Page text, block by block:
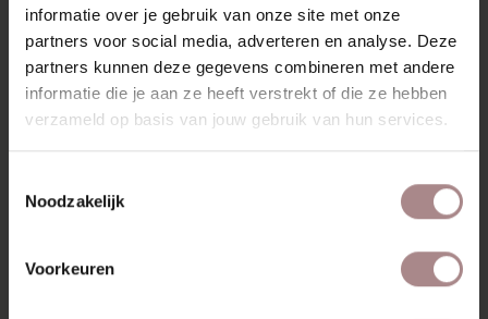
informatie over je gebruik van onze site met onze
partners voor social media, adverteren en analyse. Deze
partners kunnen deze gegevens combineren met andere
informatie die je aan ze heeft verstrekt of die ze hebben
verzameld op basis van jouw gebruik van hun services.
Noodzakelijk
Voorkeuren
AFMETINGEN & STOFFEN
ZAKELIJK
RECENT BEKEKEN